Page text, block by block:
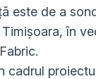
este de a
în
cadrul